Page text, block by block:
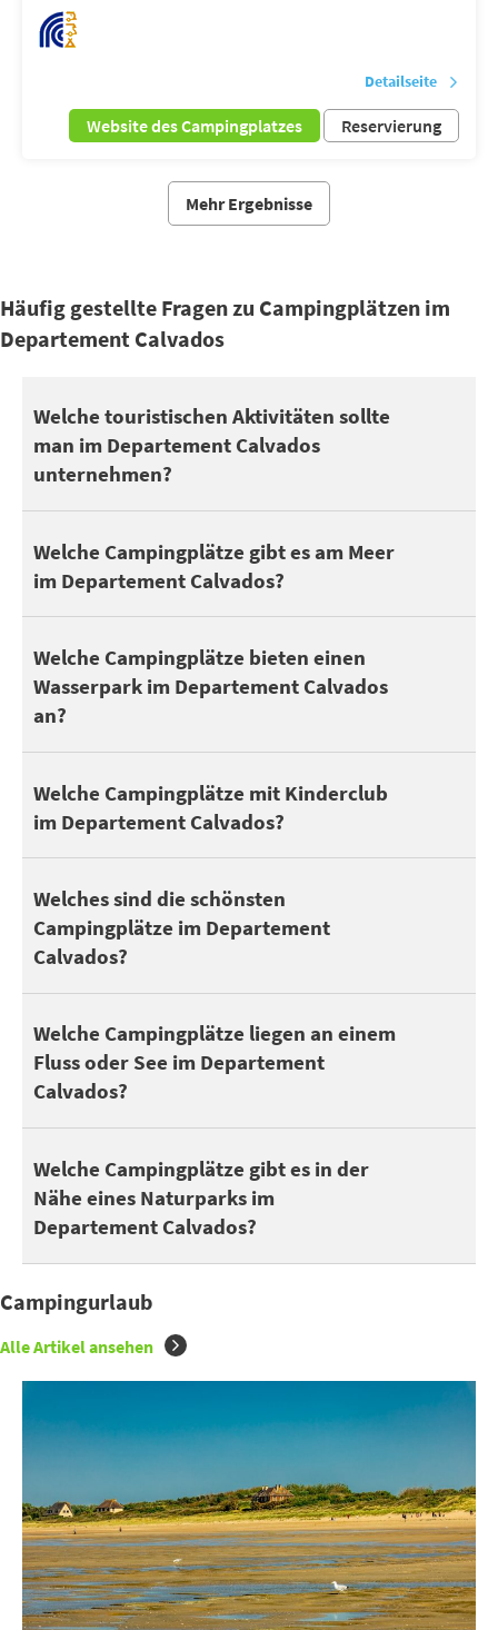
Detailseite
Website des Campingplatzes Reservierung
Mehr Ergebnisse
Häufig gestellte Fragen zu Campingplätzen im
Departement Calvados
Welche touristischen Aktivitäten sollte
man im Departement Calvados
unternehmen?
Das Departement Calvados schlägt Sehenswürdigkeiten vor,
Sie können auch profiter de vos vacances im Departement
Welche Campingplätze gibt es am Meer
im Departement Calvados?
45 Campingplätze liegen am Meer im Departement Calvados.
Für die perfekte Umgebung für Ihren Urlaub sollten Sie sich
Welche Campingplätze bieten einen
Wasserpark im Departement Calvados
an?
Während 44 Campingplätze im Departement Calvados
Entdecken Sie alleCampingplätze mit einem Wasserpark im
Welche Campingplätze mit Kinderclub
im Departement Calvados?
Kinder und Jugendliche schätzen das Zelten, um neue
Decouvrez notre sélection deCampingplätze mit Miniclub für
Welches sind die schönsten
Campingplätze im Departement
Calvados?
Ein schöner Campingplatz ist nicht immer nur eine Frage der
Welche Campingplätze liegen an einem
Fluss oder See im Departement
Calvados?
Im Departement Calvados, kann man 52 Campingplätze an
Welche Campingplätze gibt es in der
Nähe eines Naturparks im
Departement Calvados?
In der Nähe eines Naturparks zu wohnen ist großartig, um
Campingurlaub
Alle Artikel ansehen